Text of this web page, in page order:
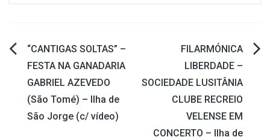
Navegação
de
artigos
“CANTIGAS SOLTAS” –
FESTA NA GANADARIA
GABRIEL AZEVEDO
(São Tomé) – Ilha de
São Jorge (c/ vídeo)
FILARMÓNICA
LIBERDADE –
SOCIEDADE LUSITÂNIA
CLUBE RECREIO
VELENSE EM
CONCERTO – Ilha de